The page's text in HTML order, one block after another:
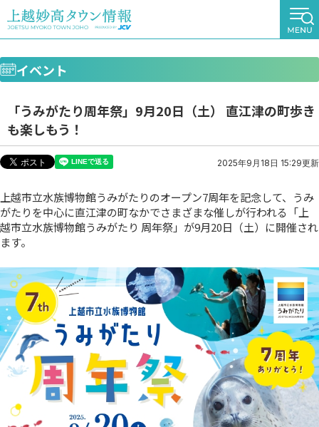
イベント
「うみがたり周年祭」9月20日（土） 直江津の町歩き
も楽しもう！
2025年9月18日 15:29更新
上越市立水族博物館うみがたりのオープン7周年を記念して、うみ
がたりを中心に直江津の町なかでさまざまな催しが行われる「上
越市立水族博物館うみがたり 周年祭」が9月20日（土）に開催され
ます。